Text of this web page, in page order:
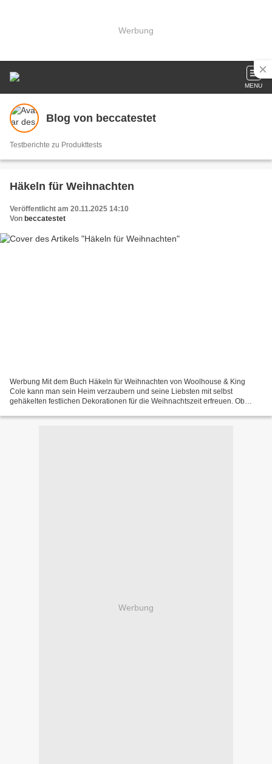
Werbung
MENU
Blog von beccatestet
Testberichte zu Produkttests
Häkeln für Weihnachten
Veröffentlicht am 20.11.2025 14:10
Von beccatestet
Werbung Mit dem Buch Häkeln für Weihnachten von Woolhouse & King
Cole kann man sein Heim verzaubern und seine Liebsten mit selbst
gehäkelten festlichen Dekorationen für die Weihnachtszeit erfreuen. Ob
Werbung